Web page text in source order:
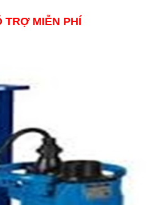
MIỄN PHÍ